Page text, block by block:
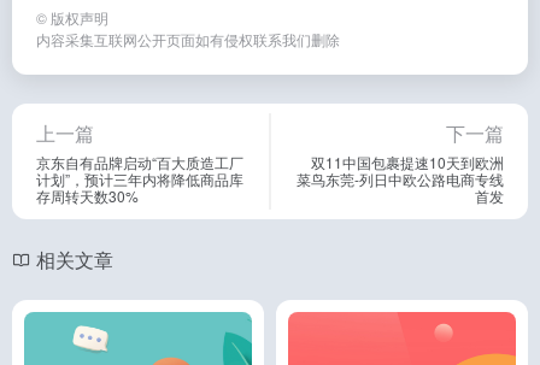
© 版权声明
内容采集互联网公开页面如有侵权联系我们删除
上一篇
京东自有品牌启动“百大质造工厂
计划”，预计三年内将降低商品库
存周转天数30%
下一篇
双11中国包裹提速10天到欧洲
菜鸟东莞-列日中欧公路电商专线
首发
相关文章